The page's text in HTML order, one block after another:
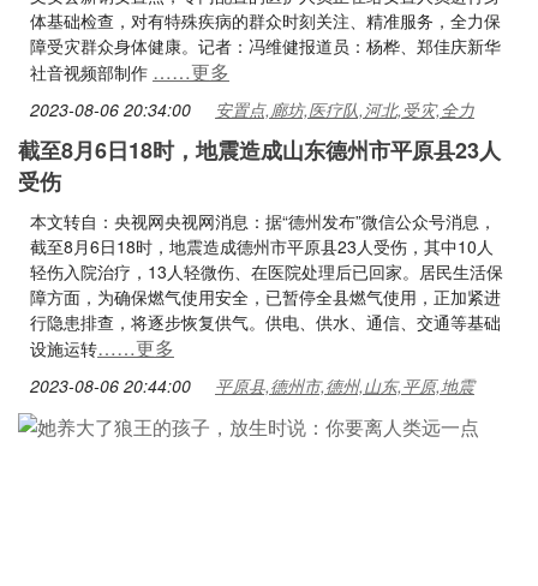
体基础检查，对有特殊疾病的群众时刻关注、精准服务，全力保
障受灾群众身体健康。记者：冯维健报道员：杨桦、郑佳庆新华
社音视频部制作 ……更多
2023-08-06 20:34:00 安置点,廊坊,医疗队,河北,受灾,全力
截至8月6日18时，地震造成山东德州市平原县23人
受伤
本文转自：央视网央视网消息：据“德州发布”微信公众号消息，
截至8月6日18时，地震造成德州市平原县23人受伤，其中10人
轻伤入院治疗，13人轻微伤、在医院处理后已回家。居民生活保
障方面，为确保燃气使用安全，已暂停全县燃气使用，正加紧进
行隐患排查，将逐步恢复供气。供电、供水、通信、交通等基础
设施运转……更多
2023-08-06 20:44:00 平原县,德州市,德州,山东,平原,地震